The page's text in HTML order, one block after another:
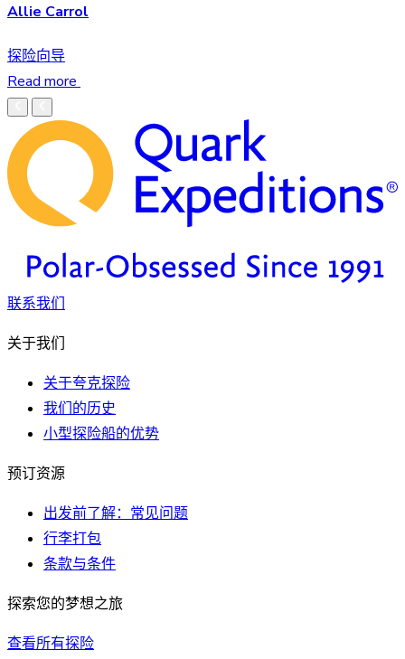
Allie Carrol
探险向导
Read more
联系我们
关于我们
关于夸克探险
我们的历史
小型探险船的优势
预订资源
出发前了解：常见问题
行李打包
条款与条件
探索您的梦想之旅
查看所有探险